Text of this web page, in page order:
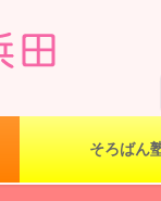
そろばん